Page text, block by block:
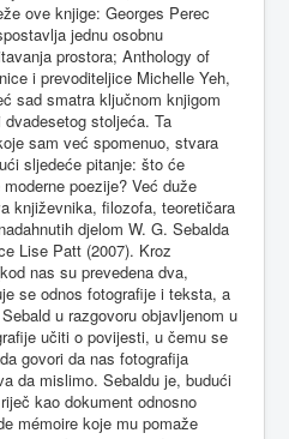
ove knjige: Georges Perec
jednu osobnu
prostora; Anthology of
i prevoditeljice Michelle Yeh,
sad smatra ključnom knjigom
stoljeća. Ta
sam već spomenuo, stvara
sljedeće pitanje: što će
poezije? Već duže
književnika, filozofa, teoretičara
djelom W. G. Sebalda
Lise Patt (2007). Kroz
nas su prevedena dva,
se odnos fotografije i teksta, a
u razgovoru objavljenom u
učiti o povijesti, u čemu se
govori da nas fotografija
da mislimo. Sebaldu je, budući
kao dokument odnosno
mémoire koje mu pomaže